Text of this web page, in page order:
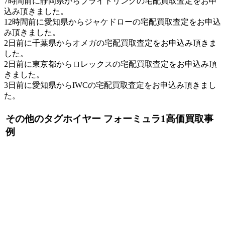
込み頂きました。
12時間前に愛知県からジャケドローの宅配買取査定をお申込
み頂きました。
2日前に千葉県からオメガの宅配買取査定をお申込み頂きま
した。
2日前に東京都からロレックスの宅配買取査定をお申込み頂
きました。
3日前に愛知県からIWCの宅配買取査定をお申込み頂きまし
た。
その他のタグホイヤー フォーミュラ1高価買取事
例